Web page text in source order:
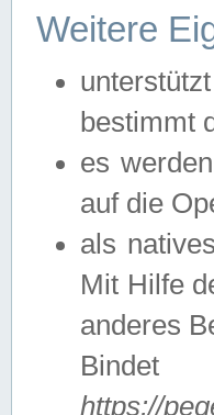
Weitere
bestimmt
es
auf die
als
Mit Hilfe
anderes
Bindet
https://